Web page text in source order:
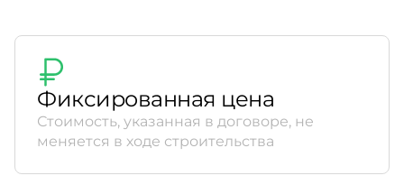
Фиксированная цена
Стоимость, указанная в договоре, не
меняется в ходе строительства